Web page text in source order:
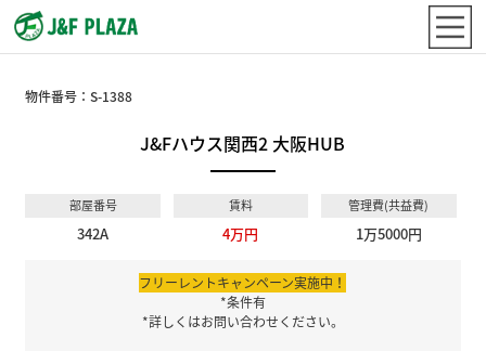
物件番号：S-1388
J&Fハウス関西2 大阪HUB
部屋番号
342A
賃料
4万円
管理費(共益費)
1万5000円
フリーレントキャンペーン実施中！
*条件有
*詳しくはお問い合わせください。